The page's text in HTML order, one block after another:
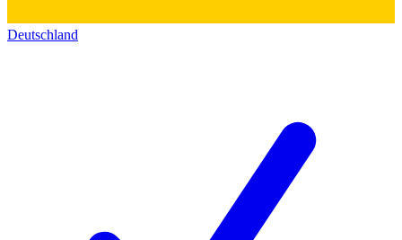
Deutschland